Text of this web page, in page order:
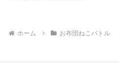
ホーム お布団ねこバトル